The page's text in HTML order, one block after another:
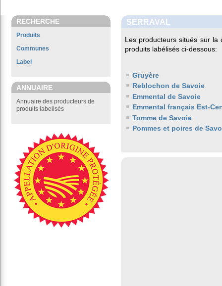
RECHERCHE
Produits
Communes
Label
ANNUAIRE
Annuaire des producteurs de
produits labelisés
SERRAVAL
Les producteurs situés sur la
produits labélisés ci-dessous:
Gruyère
Reblochon de Savoie
Emmental de Savoie
Emmental français Est-
Tomme de Savoie
Pommes et poires de